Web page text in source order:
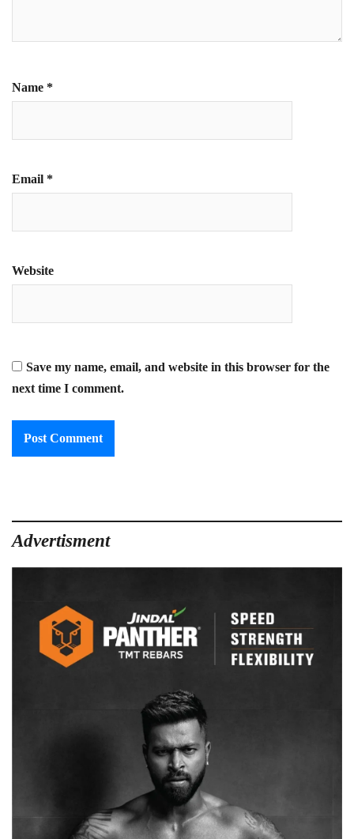
Name *
Email *
Website
Save my name, email, and website in this browser for the
next time I comment.
Advertisment